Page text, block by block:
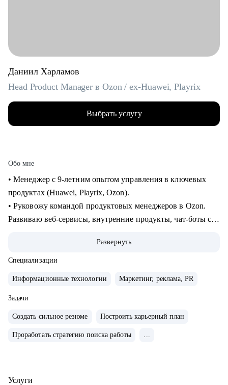
Даниил Харламов
Head Product Manager в Ozon / ex-Huawei, Playrix
Выбрать услугу
Обо мне
• Менеджер с 9-летним опытом управления в ключевых
продуктах (Huawei, Playrix, Ozon).
• Руковожу командой продуктовых менеджеров в Ozon.
Развиваю веб-сервисы, внутренние продукты, чат-боты с
• Внедряю использование данных, как продукт.
• Провел более 700 консультаций на карьерные и
• Вместе с подопечными составили более 300 резюме для
РФ и Европы.
• Мои клиенты нашли работу в Авито, Яндекс, Ozon,
команду
Развернуть
Специализации
Информационные технологии Маркетинг, реклама, PR
Задачи
Создать сильное резюме Построить карьерный план
Проработать стратегию поиска работы ...
Услуги